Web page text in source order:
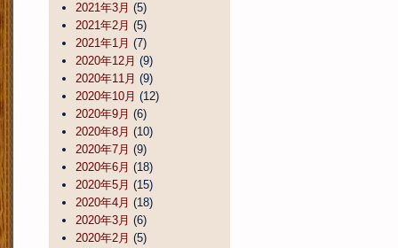
2021年3月 (5)
2021年2月 (5)
2021年1月 (7)
2020年12月 (9)
2020年11月 (9)
2020年10月 (12)
2020年9月 (6)
2020年8月 (10)
2020年7月 (9)
2020年6月 (18)
2020年5月 (15)
2020年4月 (18)
2020年3月 (6)
2020年2月 (5)